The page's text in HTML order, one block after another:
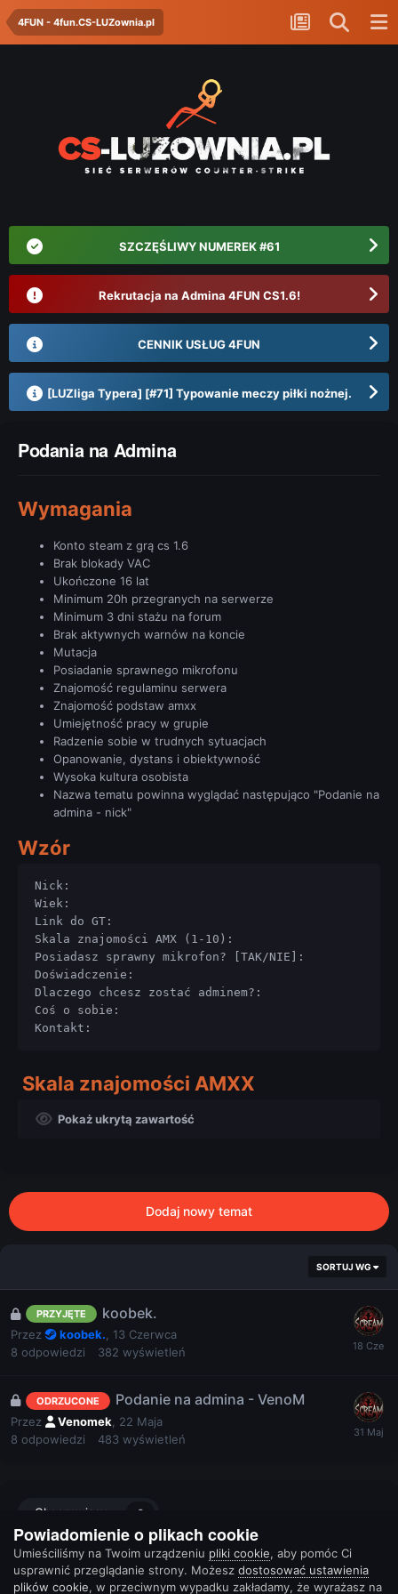
4FUN - 4fun.CS-LUZownia.pl
SZCZĘŚLIWY NUMEREK #61
Rekrutacja na Admina 4FUN CS1.6!
CENNIK USŁUG 4FUN
[LUZliga Typera] [#71] Typowanie meczy piłki nożnej.
Podania na Admina
Wymagania
Konto steam z grą cs 1.6
Brak blokady VAC
Ukończone 16 lat
Minimum 20h przegranych na serwerze
Minimum 3 dni stażu na forum
Brak aktywnych warnów na koncie
Mutacja
Posiadanie sprawnego mikrofonu
Znajomość regulaminu serwera
Znajomość podstaw amxx
Umiejętność pracy w grupie
Radzenie sobie w trudnych sytuacjach
Opanowanie, dystans i obiektywność
Wysoka kultura osobista
Nazwa tematu powinna wyglądać następująco "Podanie na
admina - nick"
Wzór
Nick:
Wiek:
Link do GT:
Skala znajomości AMX (1-10):
Posiadasz sprawny mikrofon? [TAK/NIE]:
Doświadczenie:
Dlaczego chcesz zostać adminem?:
Coś o sobie:
Kontakt:
Skala znajomości AMXX
Pokaż ukrytą zawartość
Dodaj nowy temat
SORTUJ WG
PRZYJĘTE koobek.
Przez koobek., 13 Czerwca
8 odpowiedzi 382 wyświetleń
ODRZUCONE Podanie na admina - VenoM
Przez Venomek
22 Maja
8 odpowiedzi 483 wyświetleń
Obserwujący 3
Powiadomienie o plikach cookie
Umieściliśmy na Twoim urządzeniu pliki cookie, aby pomóc Ci
usprawnić przeglądanie strony. Możesz dostosować ustawienia
plików cookie, w przeciwnym wypadku zakładamy, że wyrażasz na